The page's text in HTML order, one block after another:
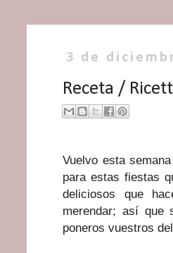
3 de
Receta /
Vuelvo esta
para estas fiestas
deliciosos que
merendar; así que
poneros vuestros